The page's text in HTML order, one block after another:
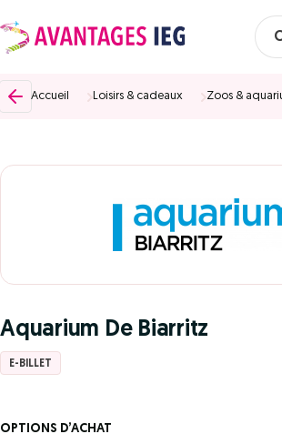
Accueil Loisirs & cadeaux Zoos &
Aquarium De Biarritz
E-BILLET
OPTIONS D’ACHAT